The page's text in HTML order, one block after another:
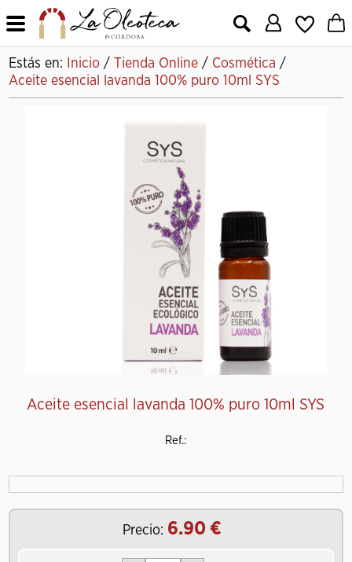
X
Estás en: Inicio / Tienda Online / Cosmética /
Aceite esencial lavanda 100% puro 10ml SYS
Aceite esencial lavanda 100% puro 10ml SYS
Ref.:
Precio: 6.90